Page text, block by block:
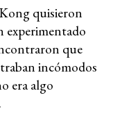
quisieron
experimentado
que
incómodos
era algo